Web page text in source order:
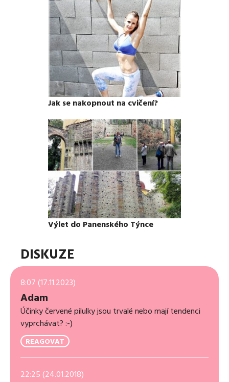
Jak se nakopnout na cvičení?
Výlet do Panenského Týnce
DISKUZE
8:07 (17.11.2023)
Adam
Účinky červené pilulky jsou trvalé nebo mají tendenci
vyprchávat? :-)
REAGOVAT
22:25 (24.01.2018)